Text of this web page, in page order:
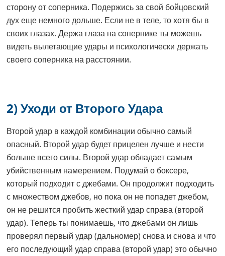
сторону от соперника. Подержись за свой бойцовский
дух еще немного дольше. Если не в теле, то хотя бы в
своих глазах. Держа глаза на сопернике ты можешь
видеть вылетающие удары и психологически держать
своего соперника на расстоянии.
2) Уходи от Второго Удара
Второй удар в каждой комбинации обычно самый
опасный. Второй удар будет прицелен лучше и нести
больше всего силы. Второй удар обладает самым
убийственным намерением. Подумай о боксере,
который подходит с джебами. Он продолжит подходить
с множеством джебов, но пока он не попадет джебом,
он не решится пробить жесткий удар справа (второй
удар). Теперь ты понимаешь, что джебами он лишь
проверял первый удар (дальномер) снова и снова и что
его последующий удар справа (второй удар) это обычно